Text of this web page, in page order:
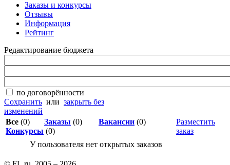
Заказы и конкурсы
Отзывы
Информация
Рейтинг
Редактирование бюджета
по договорённости
Сохранить или закрыть без
изменений
Все (0) Заказы (0) Вакансии (0)
Конкурсы (0)
Разместить
заказ
У пользователя нет открытых заказов